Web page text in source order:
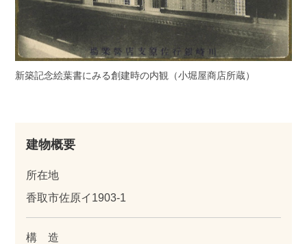
新築記念絵葉書にみる創建時の内観（小堀屋商店所蔵）
建物概要
所在地
香取市佐原イ1903-1
構 造